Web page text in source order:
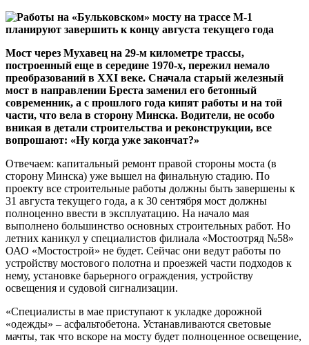
Мост через Мухавец на 29-м километре трассы,
построенный еще в середине 1970-х, пережил немало
преобразований в XXI веке. Сначала старый железный
мост в направлении Бреста заменил его бетонный
современник, а с прошлого года кипят работы и на той
части, что вела в сторону Минска. Водители, не особо
вникая в детали строительства и реконструкции, все
вопрошают: «Ну когда уже закончат?»
Отвечаем: капитальный ремонт правой стороны моста (в
сторону Минска) уже вышел на финальную стадию. По
проекту все строительные работы должны быть завершены к
31 августа текущего года, а к 30 сентября мост должны
полноценно ввести в эксплуатацию. На начало мая
выполнено большинство основных строительных работ. Но
летних каникул у специалистов филиала «Мостоотряд №58»
ОАО «Мостострой» не будет. Сейчас они ведут работы по
устройству мостового полотна и проезжей части подходов к
нему, установке барьерного ограждения, устройству
освещения и судовой сигнализации.
«Специалисты в мае приступают к укладке дорожной
«одежды» – асфальтобетона. Устанавливаются световые
мачты, так что вскоре на мосту будет полноценное освещение,